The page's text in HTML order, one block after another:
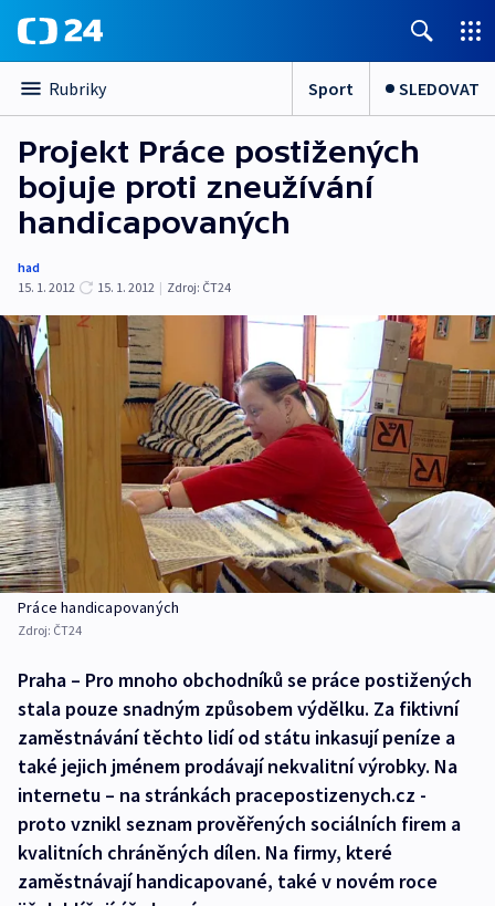
Rubriky Sport SLEDOVAT
Projekt Práce postižených
bojuje proti zneužívání
handicapovaných
had
15. 1. 2012
15. 1. 2012 | Zdroj: ČT24
Práce handicapovaných
Zdroj: ČT24
Praha – Pro mnoho obchodníků se práce postižených
stala pouze snadným způsobem výdělku. Za fiktivní
zaměstnávání těchto lidí od státu inkasují peníze a
také jejich jménem prodávají nekvalitní výrobky. Na
internetu – na stránkách pracepostizenych.cz -
proto vznikl seznam prověřených sociálních firem a
kvalitních chráněných dílen. Na firmy, které
zaměstnávají handicapované, také v novém roce